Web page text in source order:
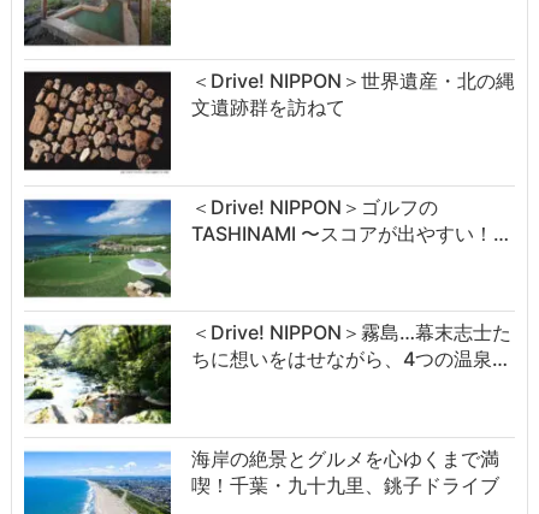
＜Drive! NIPPON＞世界遺産・北の縄
文遺跡群を訪ねて
＜Drive! NIPPON＞ゴルフの
TASHINAMI 〜スコアが出やすい！…
＜Drive! NIPPON＞霧島…幕末志士た
ちに想いをはせながら、4つの温泉…
海岸の絶景とグルメを心ゆくまで満
喫！千葉・九十九里、銚子ドライブ